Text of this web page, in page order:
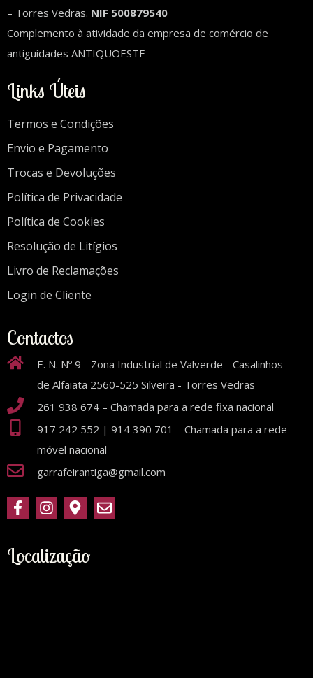
– Torres Vedras. NIF 500879540
Complemento à atividade da empresa de comércio de
antiguidades ANTIQUOESTE
Links Úteis
Termos e Condições
Envio e Pagamento
Trocas e Devoluções
Política de Privacidade
Política de Cookies
Resolução de Litígios
Livro de Reclamações
Login de Cliente
Contactos
E. N. Nº 9 - Zona Industrial de Valverde - Casalinhos
de Alfaiata 2560-525 Silveira - Torres Vedras
261 938 674 – Chamada para a rede fixa nacional
917 242 552 | 914 390 701 – Chamada para a rede
móvel nacional
garrafeirantiga@gmail.com
Localização